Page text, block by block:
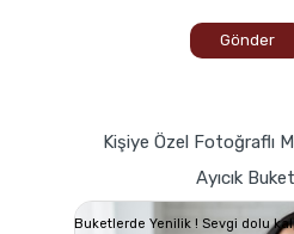
Gönder
Kişiye Özel Fotoğraflı
Ayıcık
Buketlerde Yenilik ! Sevgi dolu